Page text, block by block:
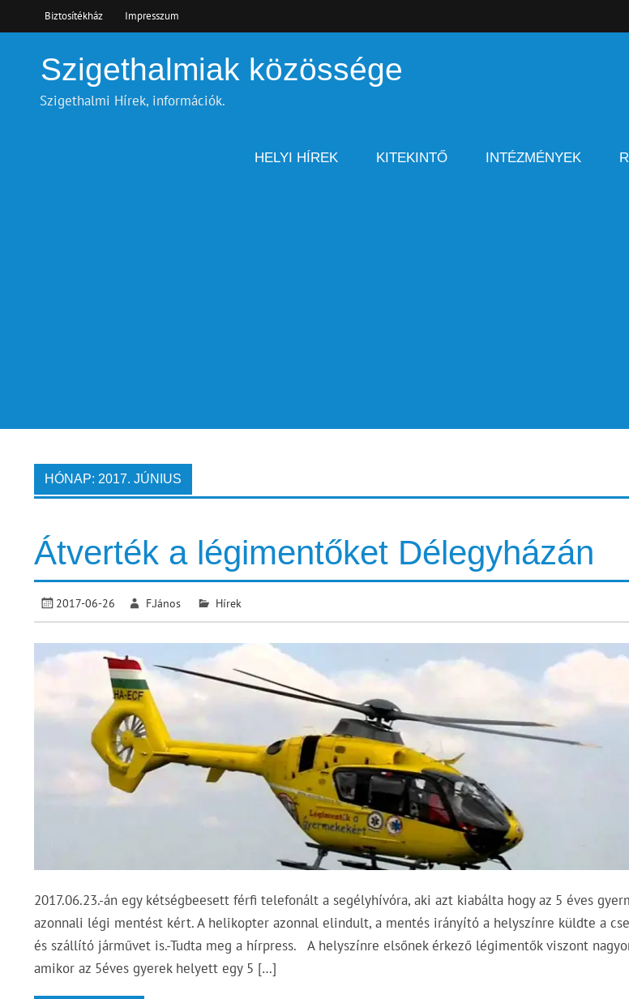
content
Biztosítékház Impresszum
Szigethalmiak közössége
Szigethalmi Hírek, információk.
HELYI HÍREK KITEKINTŐ INTÉZMÉNYEK
HÓNAP: 2017. JÚNIUS
Átverték a légimentőket Délegyházán
2017-06-26 F.János Hírek
2017.06.23.-án egy kétségbeesett férfi telefonált a segélyhívóra, aki azt kiabálta hogy az 5 éves
azonnali légi mentést kért. A helikopter azonnal elindult, a mentés irányító a helyszínre küldte a
és szállító járművet is.-Tudta meg a hírpress. A helyszínre elsőnek érkező légimentők viszont
amikor az 5éves gyerek helyett egy 5 […]